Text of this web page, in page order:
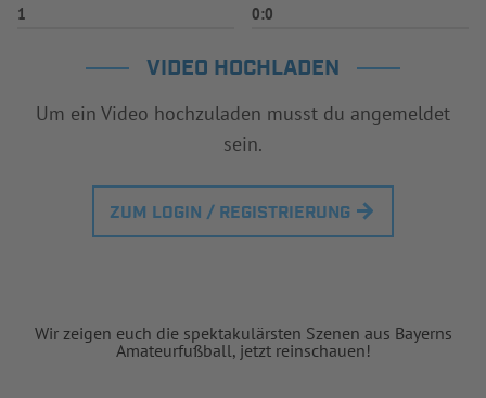
1 0:0
VIDEO HOCHLADEN
Um ein Video hochzuladen musst du angemeldet
sein.
ZUM LOGIN / REGISTRIERUNG
Wir zeigen euch die spektakulärsten Szenen aus Bayerns
Amateurfußball, jetzt reinschauen!